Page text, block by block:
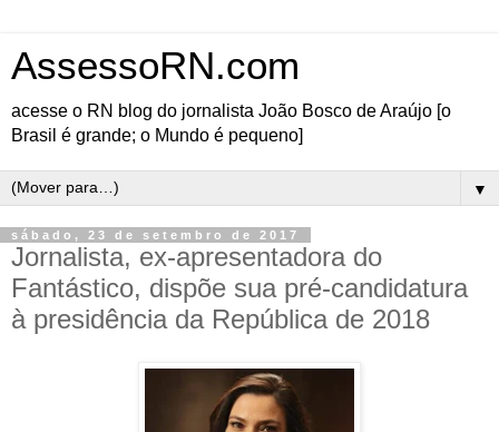
AssessoRN.com
acesse o RN blog do jornalista João Bosco de Araújo [o
Brasil é grande; o Mundo é pequeno]
▼
sábado, 23 de setembro de 2017
Jornalista, ex-apresentadora do
Fantástico, dispõe sua pré-candidatura
à presidência da República de 2018